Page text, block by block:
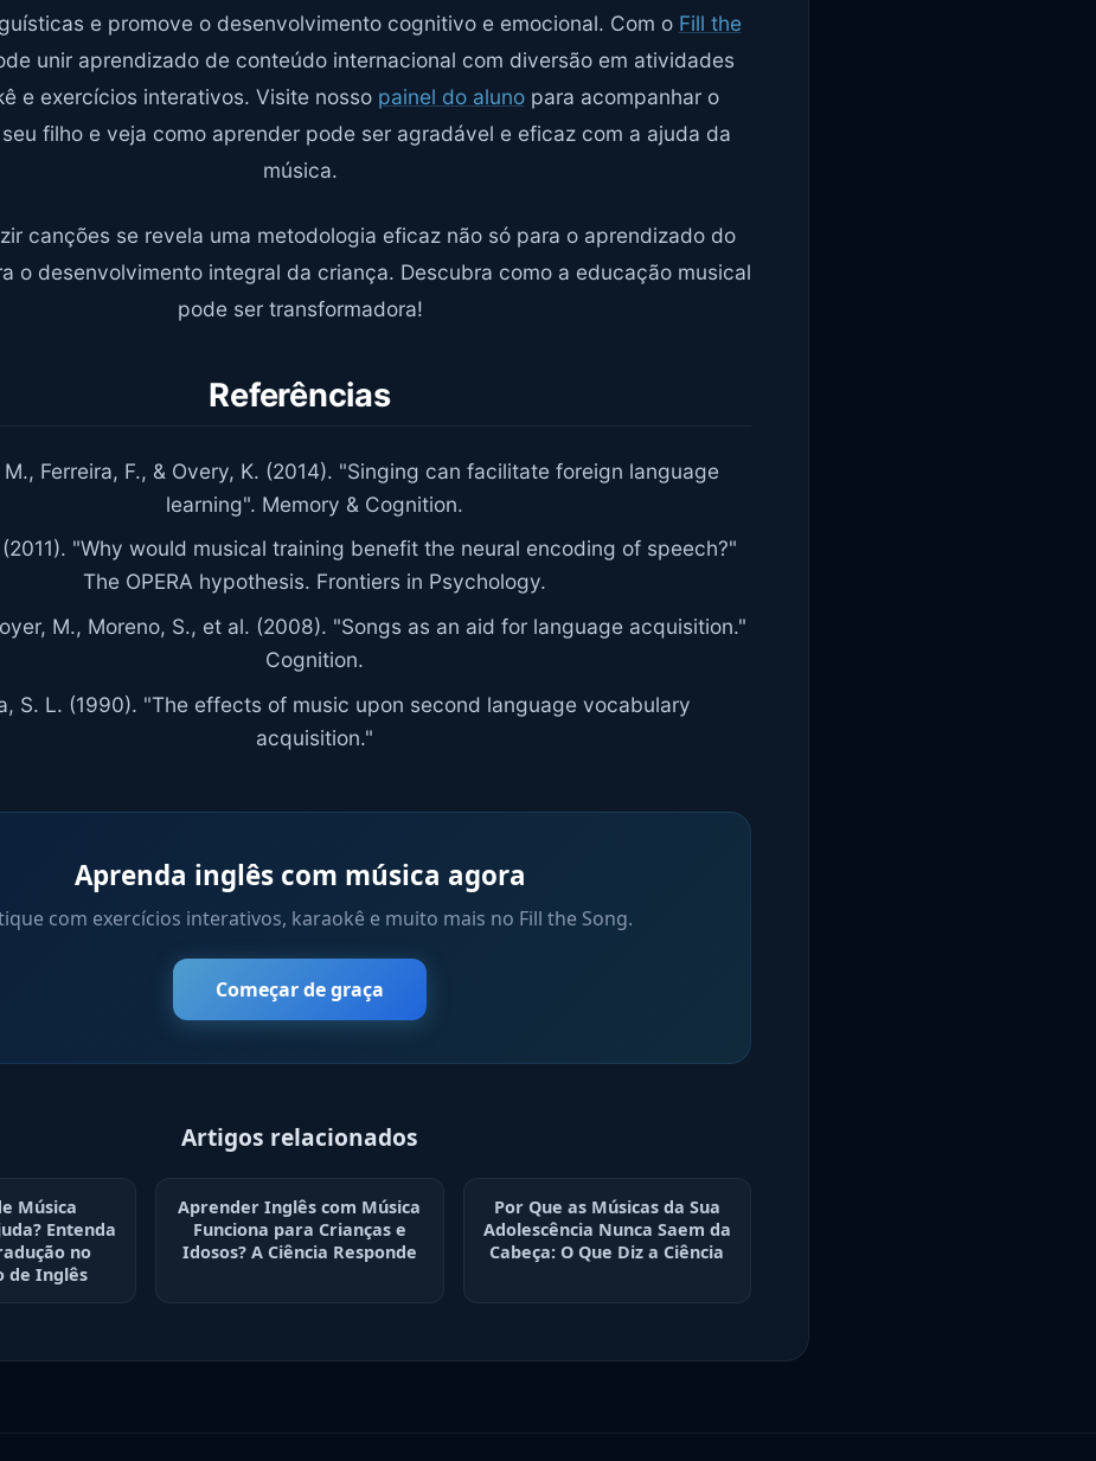
e promove o desenvolvimento cognitivo e emocional. Com o Fill the
unir aprendizado de conteúdo internacional com diversão em atividades
e exercícios interativos. Visite nosso painel do alunopara acompanhar o
filho e veja como aprender pode ser agradável e eficaz com a ajuda da
música.
canções se revela uma metodologia eficaz não só para o aprendizado do
o desenvolvimento integral da criança. Descubra como a educação musical
pode ser transformadora!
Referências
M., Ferreira, F., & Overy, K. (2014). "Singing can facilitate foreign language
learning". Memory & Cognition.
(2011). "Why would musical training benefit the neural encoding of speech?"
The OPERA hypothesis. Frontiers in Psychology.
M., Moreno, S., et al. (2008). "Songs as an aid for language acquisition."
Cognition.
S. L. (1990). "The effects of music upon second language vocabulary
acquisition."
Aprenda inglês com música agora
com exercícios interativos, karaokê e muito mais no Fill the Song.
Começar de graça
Artigos relacionados
Música
Entenda
no
de Inglês
Aprender Inglês com Música
Funciona para Crianças e
Idosos? A Ciência Responde
Por Que as Músicas da Sua
Adolescência Nunca Saem da
Cabeça: O Que Diz a Ciência